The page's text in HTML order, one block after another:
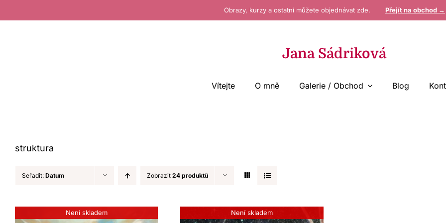
na
Obrazy, kurzy a ostatní můžete objednávat zde. Přejít na obchod →
Jana Sádriková
Vítejte O mně Galerie / Obchod Blog
struktura
Seřadit: Datum Zobrazit 24 produktů
Není skladem Není skladem